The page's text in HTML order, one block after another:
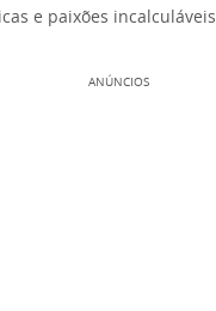
e paixões incalculáveis.
ANÚNCIOS